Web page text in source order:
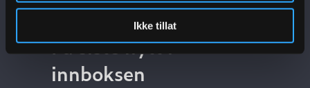
Ikke tillat
Få siste nytt i
innboksen